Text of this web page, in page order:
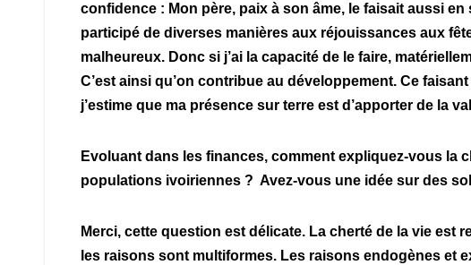
confidence : Mon père, paix à son âme, le faisait aussi en
participé de diverses manières aux réjouissances aux
malheureux. Donc si j’ai la capacité de le faire,
C’est ainsi qu’on contribue au développement. Ce
j’estime que ma présence sur terre est d’apporter de la
Evoluant dans les finances, comment expliquez-vous la
populations ivoiriennes ? Avez-vous une idée sur des
Merci, cette question est délicate. La cherté de la vie est
les raisons sont multiformes. Les raisons endogènes et